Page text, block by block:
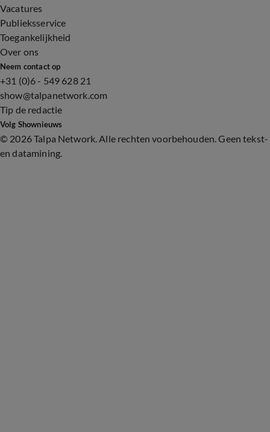
Vacatures
Publieksservice
Toegankelijkheid
Over ons
Neem contact op
+31 (0)6 - 549 628 21
show@talpanetwork.com
Tip de redactie
Volg Shownieuws
© 2026 Talpa Network. Alle rechten voorbehouden. Geen tekst-
en datamining.